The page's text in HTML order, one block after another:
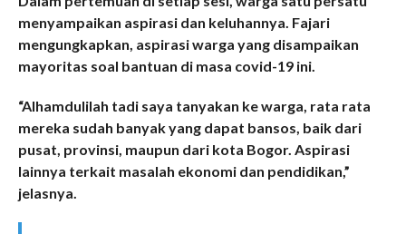
menyampaikan aspirasi dan keluhannya. Fajari
mengungkapkan, aspirasi warga yang disampaikan
mayoritas soal bantuan di masa covid-19 ini.
“Alhamdulilah tadi saya tanyakan ke warga, rata rata
mereka sudah banyak yang dapat bansos, baik dari
pusat, provinsi, maupun dari kota Bogor. Aspirasi
lainnya terkait masalah ekonomi dan pendidikan,”
jelasnya.